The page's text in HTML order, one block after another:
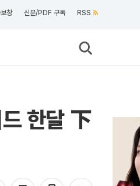
창 신문/PDF 구독 RSS
한달 下